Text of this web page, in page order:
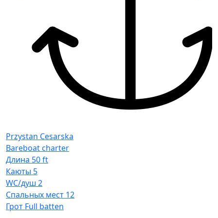
Przystan Cesarska
Bareboat charter
Длина 50 ft
Каюты 5
WC/душ 2
Спальных мест 12
Грот Full batten